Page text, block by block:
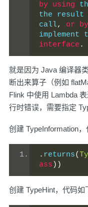
by using
the result
call, or by
implement
interface .
就是因为 Java 编译器
断出来算子（例如
Flink 中使用 Lambda
行时错误，需要指定
创建 TypeInformation，
. returns(
ass ))
创建 TypeHint，代码如